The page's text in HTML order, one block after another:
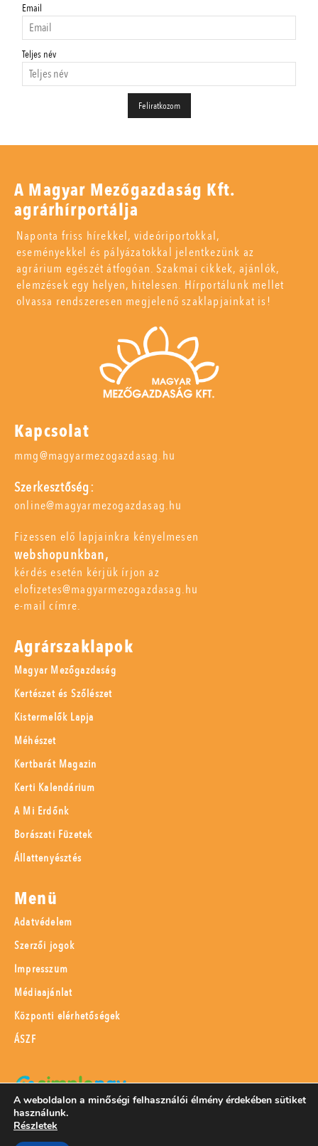
Email
Teljes név
A Magyar Mezőgazdaság Kft.
agrárhírportálja
Naponta friss hírekkel, videóriportokkal,
eseményekkel és pályázatokkal jelentkezünk az
agrárium egészét átfogóan. Szakmai cikkek, ajánlók,
elemzések egy helyen, hitelesen. Hírportálunk mellet
olvassa rendszeresen megjelenő szaklapjainkat is!
Kapcsolat
mmg@magyarmezogazdasag.hu
Szerkesztőség:
online@magyarmezogazdasag.hu
Fizessen elő lapjainkra kényelmesen
webshopunkban,
kérdés esetén kérjük írjon az
elofizetes@magyarmezogazdasag.hu
e-mail címre.
Agrárszaklapok
Magyar Mezőgazdaság
Kertészet és Szőlészet
Kistermelők Lapja
Méhészet
Kertbarát Magazin
Kerti Kalendárium
A Mi Erdőnk
Borászati Füzetek
Állattenyésztés
Menü
Adatvédelem
Szerzői jogok
Impresszum
Médiaajánlat
Központi elérhetőségek
ÁSZF
SimplePay adattovábbítási nyilatkozat
A weboldalon a minőségi felhasználói élmény érdekében sütiket
használunk.
Részletek